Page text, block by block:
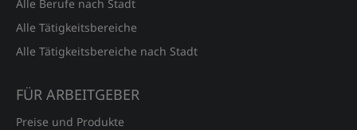
Alle Berufe nach Stadt
Alle Tätigkeitsbereiche
Alle Tätigkeitsbereiche nach Stadt
FÜR ARBEITGEBER
Preise und Produkte